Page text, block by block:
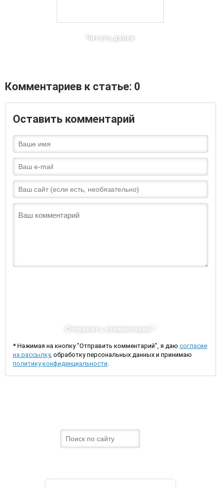
Читать далее
Комментариев к статье: 0
Оставить комментарий
Отправить комментарий *
* Нажимая на кнопку "Отправить комментарий", я даю согласие
на рассылку, обработку персональных данных и принимаю
политику конфиденциальности.